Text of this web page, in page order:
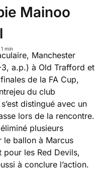
Mainoo
1 min
Manchester
a.p.) à Old Trafford et
de la FA Cup,
du club
distingué avec un
lors de la rencontre.
plusieurs
le ballon à Marcus
pour les Red Devils,
à conclure l’action.